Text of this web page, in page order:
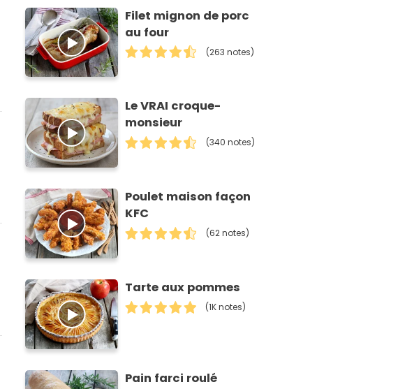
Filet mignon de porc
au four
(263 notes)
Le VRAI croque-
monsieur
(340 notes)
Poulet maison façon
KFC
(62 notes)
Tarte aux pommes
(1K notes)
Pain farci roulé